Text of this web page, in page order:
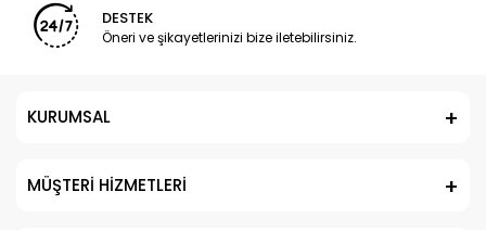
DESTEK
Öneri ve şikayetlerinizi bize iletebilirsiniz.
KURUMSAL
MÜŞTERİ HİZMETLERİ